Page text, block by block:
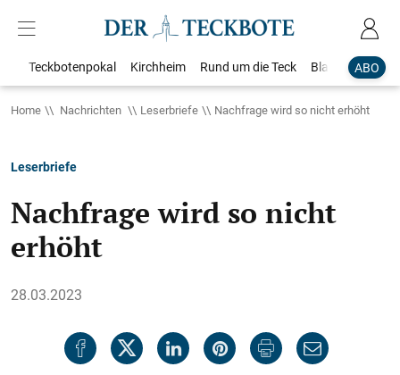
ABO
Teckbotenpokal Kirchheim Rund um die Teck Blaulicht
Home Nachrichten Leserbriefe Nachfrage wird so nicht erhöht
Leserbriefe
Nachfrage wird so nicht
erhöht
28.03.2023